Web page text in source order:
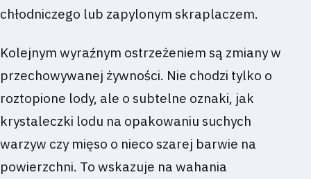
chłodniczego lub zapylonym skraplaczem.
Kolejnym wyraźnym ostrzeżeniem są zmiany w
przechowywanej żywności. Nie chodzi tylko o
roztopione lody, ale o subtelne oznaki, jak
krystaleczki lodu na opakowaniu suchych
warzyw czy mięso o nieco szarej barwie na
powierzchni. To wskazuje na wahania